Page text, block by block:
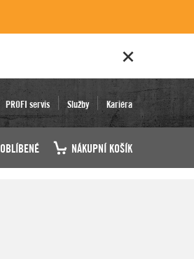
PROFI servis Služby Kariéra
OBLÍBENÉ NÁKUPNÍ KOŠÍK